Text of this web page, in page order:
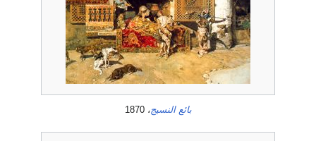
بائع النسيج، 1870